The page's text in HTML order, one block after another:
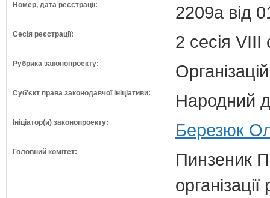
Номер, дата реєстрації: 2209а від
Сесія реєстрації: 2 сесія VIII
Рубрика законопроекту:
Суб'єкт права законодавчої ініціативи: Народний
Ініціатор(и) законопроекту: Березюк
Головний комітет:
Пинзеник